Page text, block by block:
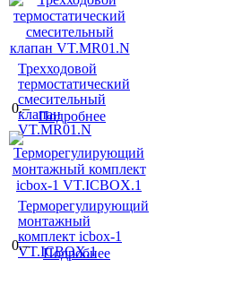
Трехходовой
термостатический
смесительный
клапан
VT.MR01.N
0.–
Подробнее
Терморегулирующий
монтажный
комплект icbox-1
VT.ICBOX.1
0.–
Подробнее